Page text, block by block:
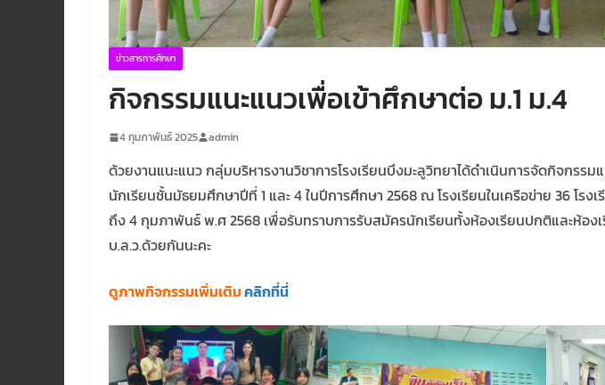
ข่าวสารการศึกษา
กิจกรรมแนะแนวเพื่อเข้าศึกษาต่อ ม.1 ม.4
4 กุมภาพันธ์ 2025 admin
ด้วยงานแนะแนว กลุ่มบริหารงานวิชาการโรงเรียนบึงมะลูวิทยาได้ดำเนินการจัดกิจกรรม
นักเรียนชั้นมัธยมศึกษาปีที่ 1 และ 4 ในปีการศึกษา 2568 ณ โรงเรียนในเครือข่าย 36 โรง
ถึง 4 กุมภาพันธ์ พ.ศ 2568 เพื่อรับทราบการรับสมัครนักเรียนทั้งห้องเรียนปกติและห้อง
บ.ล.ว.ด้วยกันนะคะ
ดูภาพกิจกรรมเพิ่มเติมคลิกที่นี่